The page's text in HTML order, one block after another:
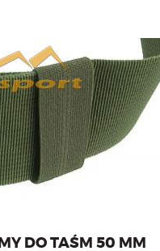
organizacji taśm o szerokości
50 mm.
DO TAŚM 50 MM